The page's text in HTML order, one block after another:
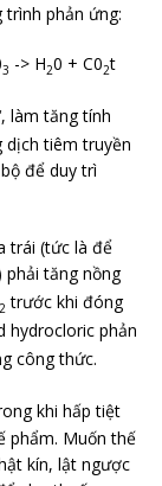
phản ứng:
3 -> H20 + C02t
‘, làm tăng tính
dịch tiêm truyền
để duy trì
trái (tức là để
phải tăng nồng
2 trước khi đóng
hydrocloric phản
công thức.
khi hấp tiệt
phẩm. Muốn thế
kín, lật ngược